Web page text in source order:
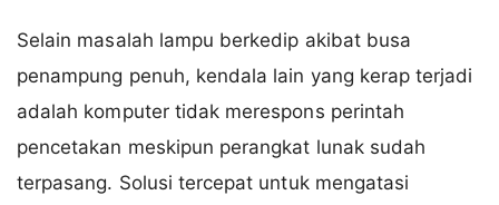
Selain masalah lampu berkedip akibat busa
penampung penuh, kendala lain yang kerap terjadi
adalah komputer tidak merespons perintah
pencetakan meskipun perangkat lunak sudah
terpasang. Solusi tercepat untuk mengatasi